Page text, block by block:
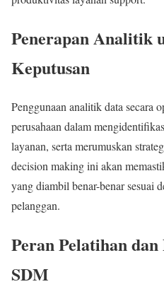
Penerapan Analitik
Keputusan
Penggunaan analitik data secara
perusahaan dalam
layanan, serta merumuskan
decision making ini akan
yang diambil benar-benar sesuai
pelanggan.
Peran Pelatihan dan
SDM